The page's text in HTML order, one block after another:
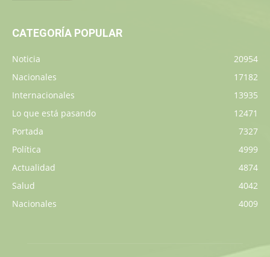
CATEGORÍA POPULAR
Noticia
20954
Nacionales
17182
Internacionales
13935
Lo que está pasando
12471
Portada
7327
Política
4999
Actualidad
4874
Salud
4042
Nacionales
4009